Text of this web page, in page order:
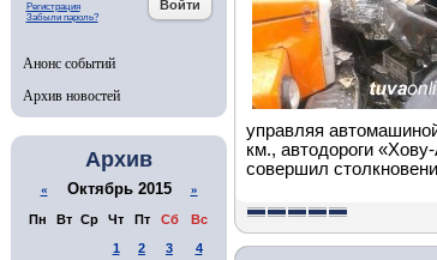
Регистрация
Забыли пароль?
Анонс событий
Архив новостей
Архив
« Октябрь 2015 »
Пн Вт Ср Чт Пт Сб
Вс
1
2 3
4
управляя
км., автодороги
совершил